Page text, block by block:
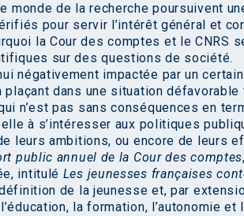
de la recherche poursuivent
pour servir l’intérêt général et
la Cour des comptes et le CNRS
sur des questions de société.
négativement impactée par un
dans une situation défavorable
n’est pas sans conséquences en
à s’intéresser aux politiques
leurs ambitions, ou encore de leurs
public annuel de la Cour des comptes
intitulé Les jeunesses françaises
de la jeunesse et, par
la formation, l’autonomie